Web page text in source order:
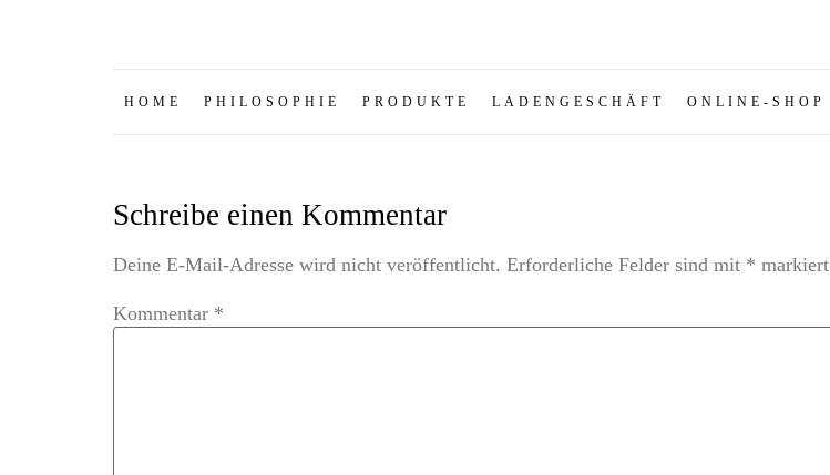
HOME PHILOSOPHIE PRODUKTE LADENGESCHÄFT ONLINE-SHOP
Schreibe einen Kommentar
Deine E-Mail-Adresse wird nicht veröffentlicht. Erforderliche Felder sind mit * markiert
Kommentar *